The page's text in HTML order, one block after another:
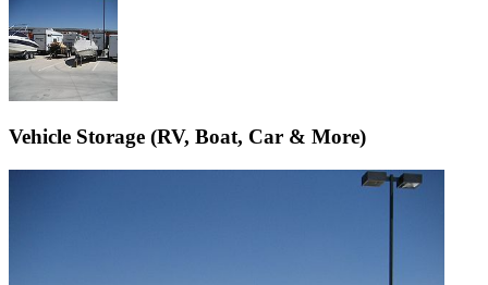
Vehicle Storage (RV, Boat, Car & More)